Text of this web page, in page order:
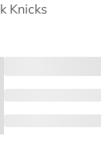
Knicks